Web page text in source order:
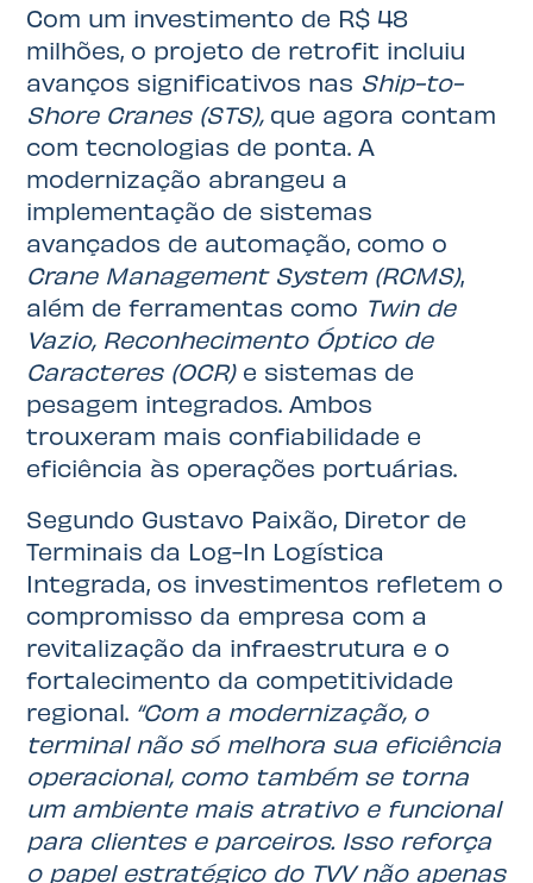
Com um investimento de R$ 48
milhões, o projeto de retrofit incluiu
avanços significativos nas Ship-to-
Shore Cranes (STS),que agora contam
com tecnologias de ponta. A
modernização abrangeu a
implementação de sistemas
avançados de automação, como o
Crane Management System (RCMS),
além de ferramentas como Twin de
Vazio, Reconhecimento Óptico de
Caracteres (OCR)e sistemas de
pesagem integrados. Ambos
trouxeram mais confiabilidade e
eficiência às operações portuárias.
Segundo Gustavo Paixão, Diretor de
Terminais da Log-In Logística
Integrada, os investimentos refletem o
compromisso da empresa com a
revitalização da infraestrutura e o
fortalecimento da competitividade
regional. “Com a modernização, o
terminal não só melhora sua eficiência
operacional, como também se torna
um ambiente mais atrativo e funcional
para clientes e parceiros. Isso reforça
o papel estratégico do TVV não apenas